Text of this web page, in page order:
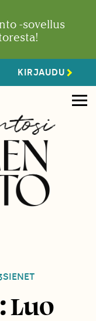
-sovellus
KIRJAUDU
SIENET
Luo